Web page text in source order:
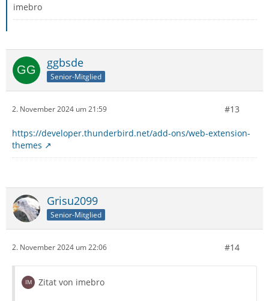
imebro
ggbsde
Senior-Mitglied
2. November 2024 um 21:59 #13
https://developer.thunderbird.net/add-ons/web-extension-
themes
Grisu2099
Senior-Mitglied
2. November 2024 um 22:06 #14
Zitat von imebro